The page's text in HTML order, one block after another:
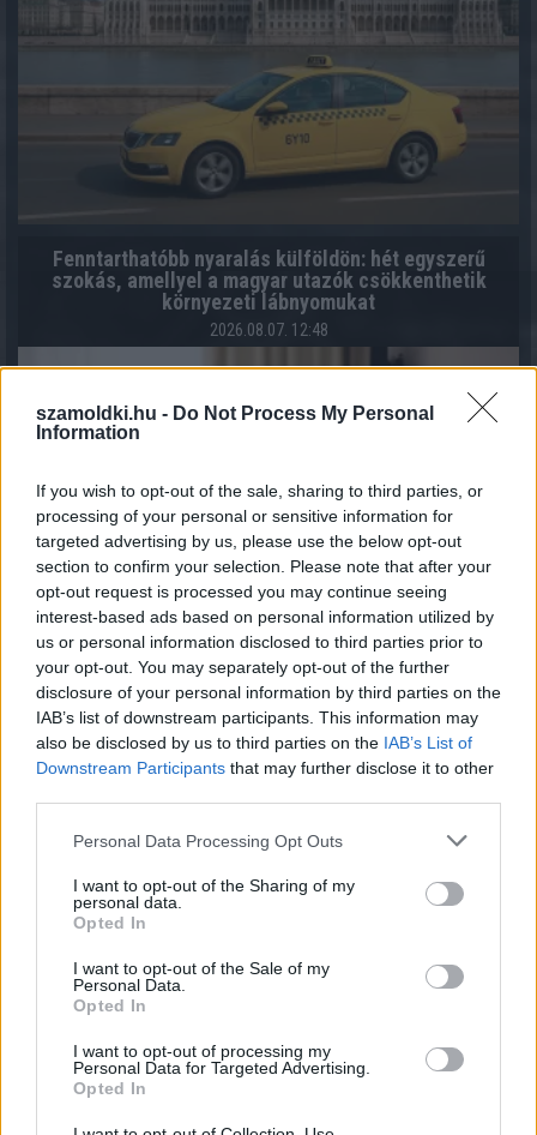
szamoldki.hu - Do Not Process My Personal
Information
If you wish to opt-out of the sale, sharing to third parties, or
processing of your personal or sensitive information for
targeted advertising by us, please use the below opt-out
section to confirm your selection. Please note that after your
opt-out request is processed you may continue seeing
interest-based ads based on personal information utilized by
us or personal information disclosed to third parties prior to
your opt-out. You may separately opt-out of the further
disclosure of your personal information by third parties on the
IAB’s list of downstream participants. This information may
also be disclosed by us to third parties on the IAB’s List of
Downstream Participants that may further disclose it to other
Please note that this website/app uses one or more Google
not limited to your visit or usage behaviour. You may click to
grant or deny consent to Google and its third-party tags to
use your data for below specified purposes in below Google
consent section.
Personal Data Processing Opt Outs
I want to opt-out of the Sharing of my
personal data.
Opted In
I want to opt-out of the Sale of my
Personal Data.
Opted In
I want to opt-out of processing my
Personal Data for Targeted Advertising.
Opted In
Fenntarthatóbb nyaralás külföldön: hét egyszerű
szokás, amellyel a magyar utazók csökkenthetik
környezeti lábnyomukat
2026.08.07. 12:48
Magyar infláció 2026 július - rekord alacsony szinten a
drágulás!
2026.08.07. 09:28